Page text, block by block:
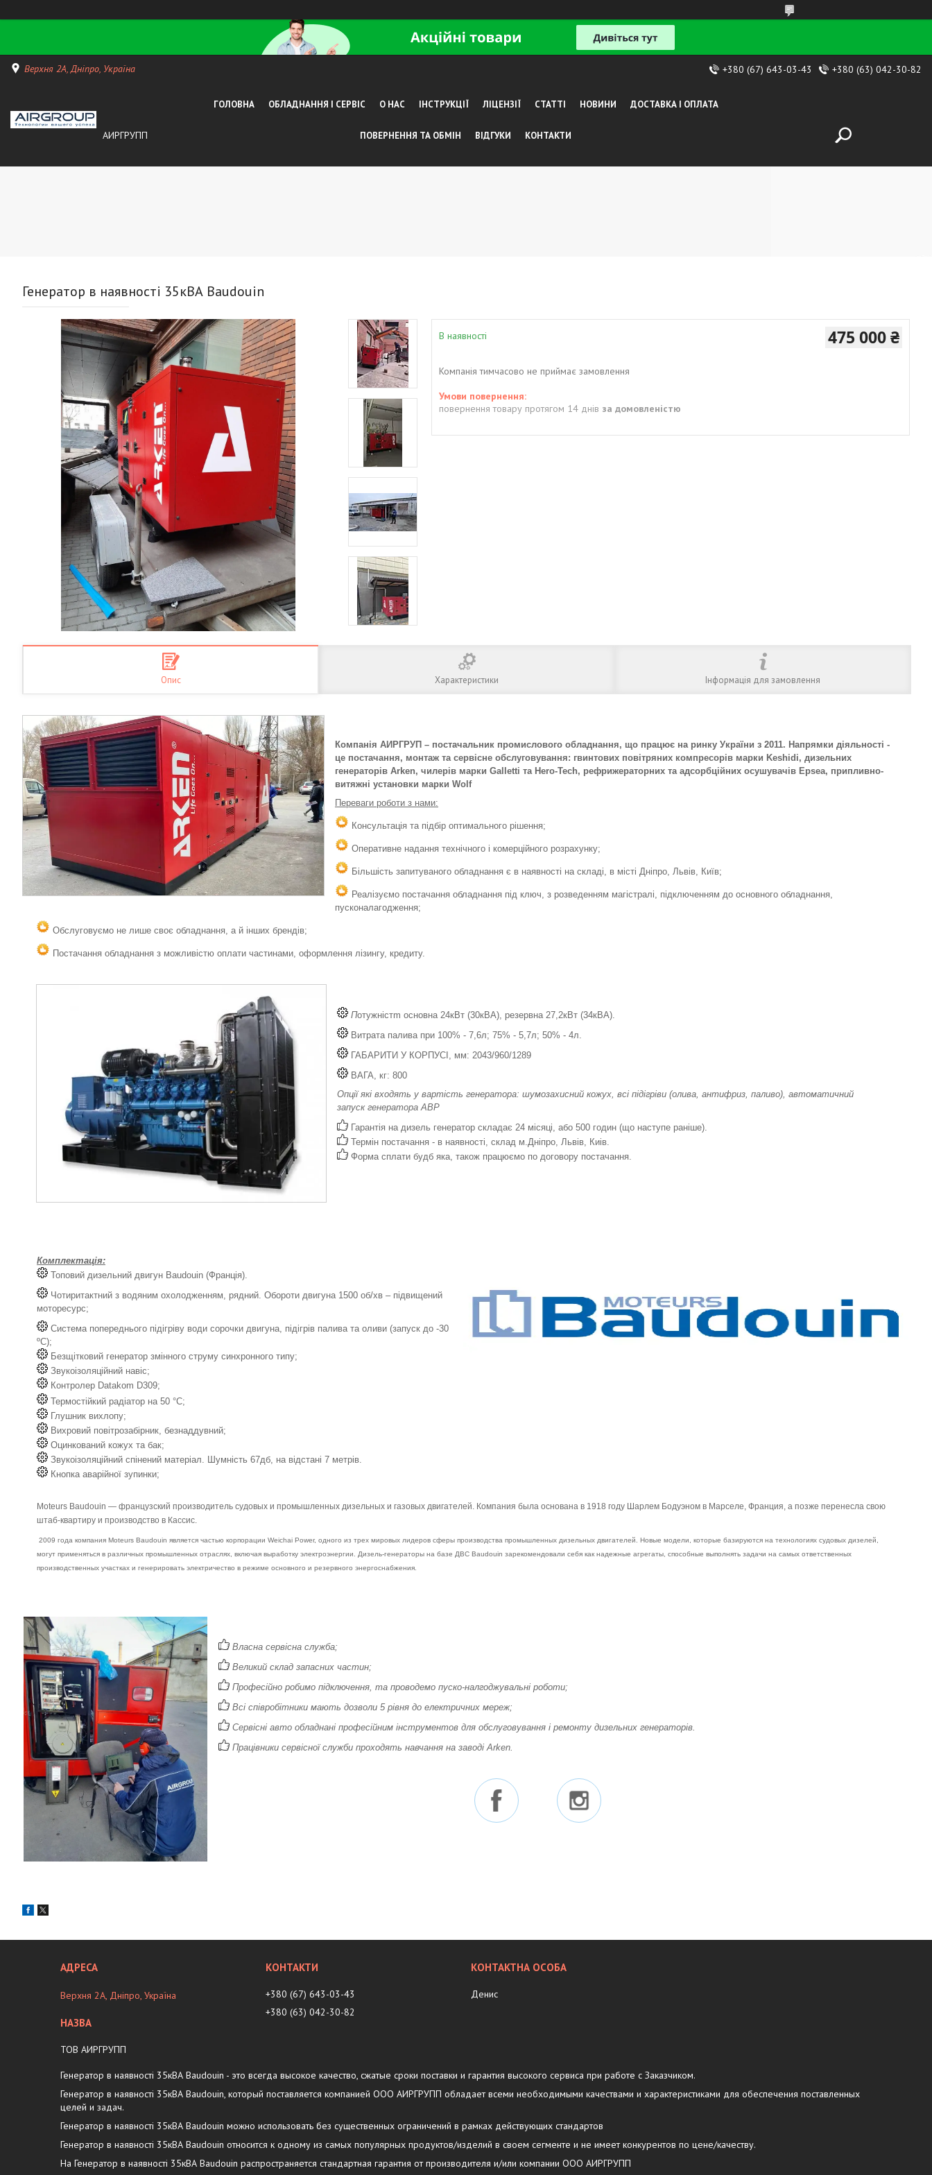
Верхня 2А, Дніпро, Україна +380 (67) 643-03-43 +380 (63) 042-30-82
АИРГРУПП
ГОЛОВНА ОБЛАДНАННЯ І СЕРВІС О НАС ІНСТРУКЦІЇ ЛІЦЕНЗІЇ СТАТТІ НОВИНИ ДОСТАВКА І ОПЛАТА
ПОВЕРНЕННЯ ТА ОБМІН ВІДГУКИ КОНТАКТИ
Генератор в наявності 35кВА Baudouin
В наявності 475 000 ₴
Компанія тимчасово не приймає замовлення
повернення товару протягом 14 днів за домовленістю
Опис Характеристики Інформація для замовлення
Компанія АИРГРУП – постачальник промислового обладнання, що працює на ринку України з 2011. Напрямки діяльності -
це постачання, монтаж та сервісне обслуговування: гвинтових повітряних компресорів марки Keshidi, дизельних
генераторів Arken, чилерів марки Galletti та Hero-Tech, рефрижераторних та адсорбційних осушувачів Epsea, припливно-
витяжні установки марки Wolf
Переваги роботи з нами:
Консультація та підбір оптимального рішення;
Оперативне надання технічного і комерційного розрахунку;
Більшість запитуваного обладнання є в наявності на складі, в місті Дніпро, Львів, Київ;
Реалізуємо постачання обладнання під ключ, з розведенням магістралі, підключенням до основного обладнання,
пусконалагодження;
Обслуговуємо не лише своє обладнання, а й інших брендів;
Постачання обладнання з можливістю оплати частинами, оформлення лізингу, кредиту.
Потужністm основна 24кВт (30кВА), резервна 27,2кВт (34кВА).
Витрата палива при 100% - 7,6л; 75% - 5,7л; 50% - 4л.
ГАБАРИТИ У КОРПУСІ, мм: 2043/960/1289
ВАГА, кг: 800
Опції які входять у вартість генератора: шумозахисний кожух, всі підігріви (олива, антифриз, паливо), автоматичний
запуск генератора АВР
Гарантія на дизель генератор складає 24 місяці, або 500 годин (що наступе раніше).
Термін постачання - в наявності, склад м.Дніпро, Львів, Киів.
Форма сплати будб яка, також працюємо по договору постачання.
Комплектація:
Топовий дизельний двигун Baudouin (Франція).
Чотиритактний з водяним охолодженням, рядний. Обороти двигуна 1500 об/хв – підвищений
моторесурс;
Система попереднього підігріву води сорочки двигуна, підігрів палива та оливи (запуск до -30
ºС);
Безщітковий генератор змінного струму синхронного типу;
Звукоізоляційний навіс;
Контролер Datakom D309;
Термостійкий радіатор на 50 °C;
Глушник вихлопу;
Вихровий повітрозабірник, безнаддувний;
Оцинкований кожух та бак;
Звукоізоляційний спінений матеріал. Шумність 67дб, на відстані 7 метрів.
Кнопка аварійної зупинки;
Moteurs Baudouin — французский производитель судовых и промышленных дизельных и газовых двигателей. Компания была основана в 1918 году Шарлем Бодуэном в Марселе, Франция, а позже перенесла свою
штаб-квартиру и производство в Кассис.
2009 года компания Moteurs Baudouin является частью корпорации Weichai Power, одного из трех мировых лидеров сферы производства промышленных дизельных двигателей. Новые модели, которые базируются на технологиях судовых дизелей,
могут применяться в различных промышленных отраслях, включая выработку электроэнергии. Дизель-генераторы на базе ДВС Baudouin зарекомендовали себя как надежные агрегаты, способные выполнять задачи на самых ответственных
производственных участках и генерировать электричество в режиме основного и резервного энергоснабжения.
Власна сервісна служба;
Великий склад запасних частин;
Професійно робимо підключення, та проводемо пуско-налгоджувальні роботи;
Всі співробітники мають дозволи 5 рівня до електричних мереж;
Сервісні авто обладнані професійним інструментов для обслуговування і ремонту дизельних генераторів.
Працівники сервісної служби проходять навчання на заводі Arken.
Верхня 2А, Дніпро, Україна
ТОВ АИРГРУПП
+380 (67) 643-03-43
+380 (63) 042-30-82
Денис
Генератор в наявності 35кВА Baudouin - это всегда высокое качество, сжатые сроки поставки и гарантия высокого сервиса при работе с Заказчиком.
Генератор в наявності 35кВА Baudouin, который поставляется компанией ООО АИРГРУПП обладает всеми необходимыми качествами и характеристиками для обеспечения поставленных
целей и задач.
Генератор в наявності 35кВА Baudouin можно использовать без существенных ограничений в рамках действующих стандартов
Генератор в наявності 35кВА Baudouin относится к одному из самых популярных продуктов/изделий в своем сегменте и не имеет конкурентов по цене/качеству.
На Генератор в наявності 35кВА Baudouin распространяется стандартная гарантия от производителя и/или компании ООО АИРГРУПП